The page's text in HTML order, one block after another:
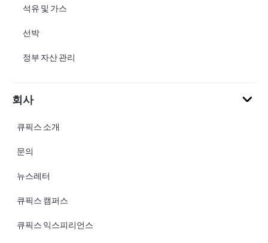
석유 및 가스
선박
정부 자산 관리
회사
큐픽스 소개
문의
뉴스레터
큐픽스 캠퍼스
큐픽스 익스피리언스